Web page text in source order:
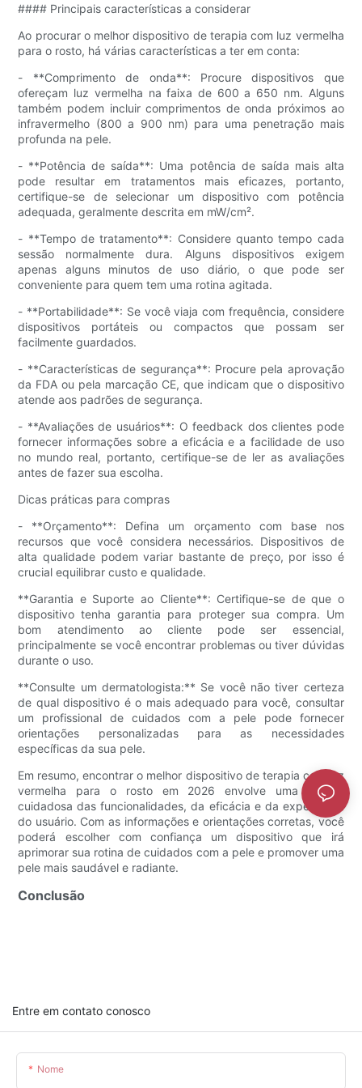
#### Principais características a considerar
Ao procurar o melhor dispositivo de terapia com luz vermelha
para o rosto, há várias características a ter em conta:
- **Comprimento de onda**: Procure dispositivos que
ofereçam luz vermelha na faixa de 600 a 650 nm. Alguns
também podem incluir comprimentos de onda próximos ao
infravermelho (800 a 900 nm) para uma penetração mais
profunda na pele.
- **Potência de saída**: Uma potência de saída mais alta
pode resultar em tratamentos mais eficazes, portanto,
certifique-se de selecionar um dispositivo com potência
adequada, geralmente descrita em mW/cm².
- **Tempo de tratamento**: Considere quanto tempo cada
sessão normalmente dura. Alguns dispositivos exigem
apenas alguns minutos de uso diário, o que pode ser
conveniente para quem tem uma rotina agitada.
- **Portabilidade**: Se você viaja com frequência, considere
dispositivos portáteis ou compactos que possam ser
facilmente guardados.
- **Características de segurança**: Procure pela aprovação
da FDA ou pela marcação CE, que indicam que o dispositivo
atende aos padrões de segurança.
- **Avaliações de usuários**: O feedback dos clientes pode
fornecer informações sobre a eficácia e a facilidade de uso
no mundo real, portanto, certifique-se de ler as avaliações
antes de fazer sua escolha.
Dicas práticas para compras
- **Orçamento**: Defina um orçamento com base nos
recursos que você considera necessários. Dispositivos de
alta qualidade podem variar bastante de preço, por isso é
crucial equilibrar custo e qualidade.
**Garantia e Suporte ao Cliente**: Certifique-se de que o
dispositivo tenha garantia para proteger sua compra. Um
bom atendimento ao cliente pode ser essencial,
principalmente se você encontrar problemas ou tiver dúvidas
durante o uso.
**Consulte um dermatologista:** Se você não tiver certeza
de qual dispositivo é o mais adequado para você, consultar
um profissional de cuidados com a pele pode fornecer
orientações personalizadas para as necessidades
específicas da sua pele.
Em resumo, encontrar o melhor dispositivo de terapia com luz
vermelha para o rosto em 2026 envolve uma análise
cuidadosa das funcionalidades, da eficácia e da experiência
do usuário. Com as informações e orientações corretas, você
poderá escolher com confiança um dispositivo que irá
aprimorar sua rotina de cuidados com a pele e promover uma
pele mais saudável e radiante.
Conclusão
Entre em contato conosco
Nome